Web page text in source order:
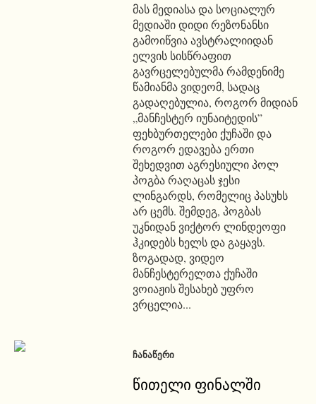
მას მედიასა და სოციალურ
მედიაში დიდი რეზონანსი
გამოიწვია ავსტრალიიდან
ელვის სისწრაფით
გავრცელებულმა რამდენიმე
წამიანმა ვიდეომ, სადაც
გადაღებულია, როგორ მიდიან
„მანჩესტერ იუნაიტედის”
ფეხბურთელები ქუჩაში და
როგორ ედავება ერთი
შეხედვით აგრესიული პოლ
პოგბა რაღაცას ჯესი
ლინგარდს, რომელიც პასუხს
არ ცემს. შემდეგ, პოგბას
უკნიდან ვიქტორ ლინდეოფი
ჰკიდებს ხელს და გაყავს.
ზოგადად, ვიდეო
მანჩესტერელთა ქუჩაში
ვოიაჟის შესახებ უფრო
ვრცელია...
ᲩᲐᲜᲐᲬᲔᲠᲘ
წითელი ფინალში